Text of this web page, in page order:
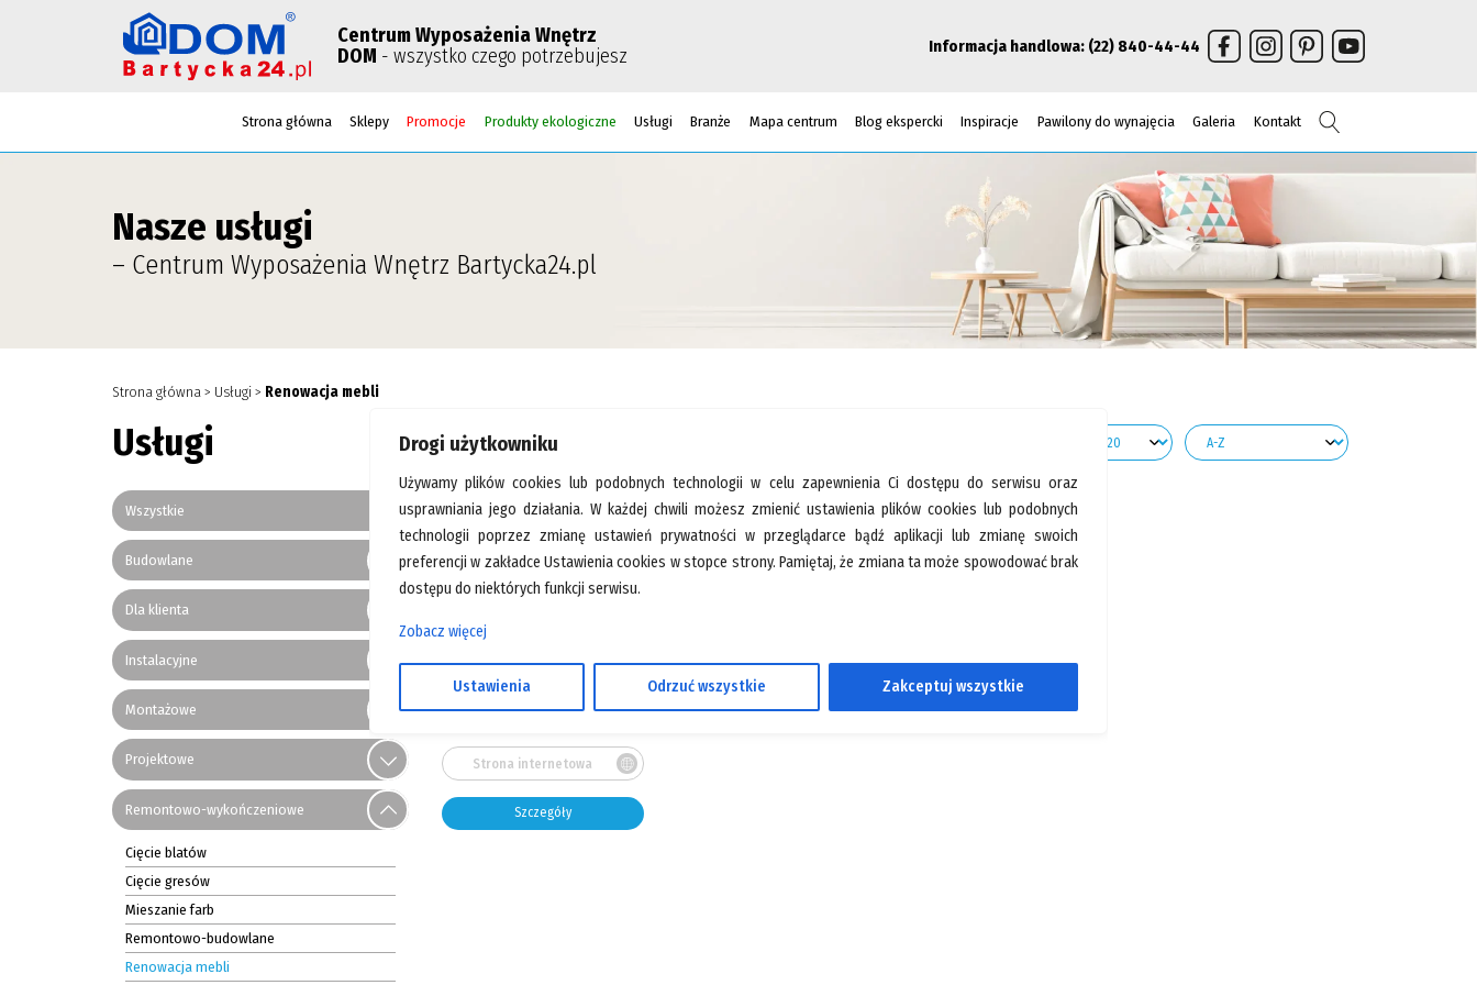
Drogi użytkowniku
Używamy plików cookies lub podobnych technologii w celu zapewnienia Ci dostępu do serwisu oraz
usprawniania jego działania. W każdej chwili możesz zmienić ustawienia plików cookies lub podobnych
technologii poprzez zmianę ustawień prywatności w przeglądarce bądź aplikacji lub zmianę swoich
preferencji w zakładce Ustawienia cookies w stopce strony. Pamiętaj, że zmiana ta może spowodować brak
dostępu do niektórych funkcji serwisu.
Zobacz więcej
Ustawienia Odrzuć wszystkie Zakceptuj wszystkie
Centrum Wyposażenia Wnętrz
DOM - wszystko czego potrzebujesz Informacja handlowa: (22) 840-44-44
Strona główna Sklepy Promocje Produkty ekologiczne Usługi Branże Mapa centrum Blog ekspercki Inspiracje Pawilony do wynajęcia Galeria Kontakt
Nasze usługi
– Centrum Wyposażenia Wnętrz Bartycka24.pl
Strona główna> Usługi> Renowacja mebli
Usługi
Wszystkie
Budowlane
Dla klienta
Instalacyjne
Montażowe
Projektowe
Remontowo-wykończeniowe
Cięcie blatów
Cięcie gresów
Mieszanie farb
Remontowo-budowlane
Renowacja mebli
Nasze sklepy
Pawilon:51
+48 780 445 512
Strona internetowa
Szczegóły